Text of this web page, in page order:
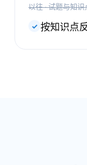
以往 · 试题与知
✓ 按知识点